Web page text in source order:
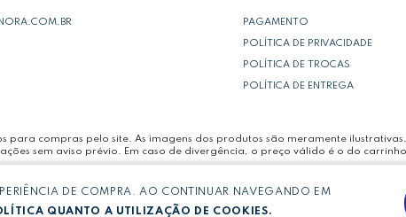
PAGAMENTO
POLÍTICA DE PRIVACIDADE
POLÍTICA DE TROCAS
POLÍTICA DE ENTREGA
para compras pelo site. As imagens dos produtos são meramente ilustrativas.
sem aviso prévio. Em caso de divergência, o preço válido é o do
CNPJ: 03.064.692/0005-53
DE COMPRA. AO CONTINUAR NAVEGANDO EM
QUANTO A UTILIZAÇÃO DE COOKIES.